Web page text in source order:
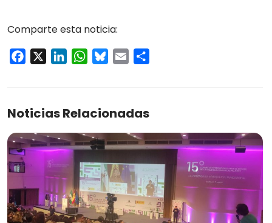
Comparte esta noticia:
Facebook LinkedInWhatsApp
Bluesky
Email
Noticias Relacionadas